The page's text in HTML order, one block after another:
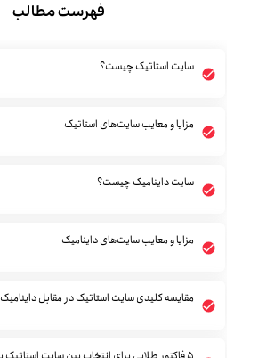
فهرست مطالب
سایت استاتیک چیست؟
مزایا و معایب سایت‌های استاتیک
سایت داینامیک چیست؟
مزایا و معایب سایت‌های داینامیک
مقایسه کلیدی سایت استاتیک در مقابل داینامیک